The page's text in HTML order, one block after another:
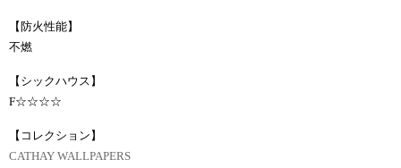
【防火性能】
不燃
【シックハウス】
F☆☆☆☆
【コレクション】
CATHAY WALLPAPERS